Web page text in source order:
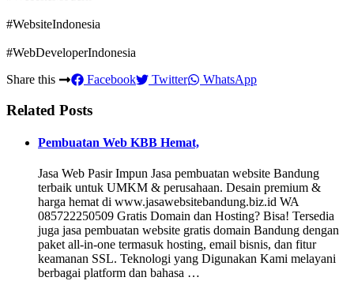
#WebsiteIndonesia
#WebDeveloperIndonesia
Share this
Facebook Twitter WhatsApp
Related Posts
Pembuatan Web KBB Hemat,
Jasa Web Pasir Impun Jasa pembuatan website Bandung
terbaik untuk UMKM & perusahaan. Desain premium &
harga hemat di www.jasawebsitebandung.biz.id WA
085722250509 Gratis Domain dan Hosting? Bisa! Tersedia
juga jasa pembuatan website gratis domain Bandung dengan
paket all-in-one termasuk hosting, email bisnis, dan fitur
keamanan SSL. Teknologi yang Digunakan Kami melayani
berbagai platform dan bahasa …